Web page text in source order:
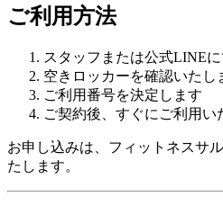
ご利用方法
スタッフまたは公式LINE
空きロッカーを確認いたし
ご利用番号を決定します
ご契約後、すぐにご利用い
お申し込みは、フィットネスサ
たします。